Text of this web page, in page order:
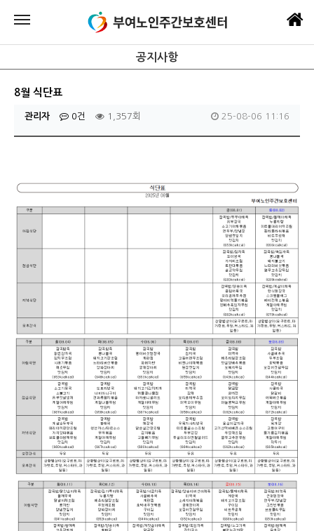
공지사항
8월 식단표
관리자 0건 1,357회 25-08-06 11:16